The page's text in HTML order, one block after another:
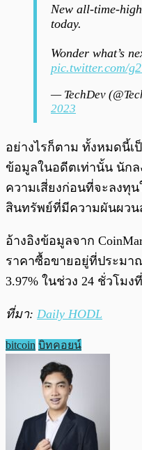
New all-time-
today.
Wonder what’s
pic.twitter.com/
— TechDev
2023
อย่างไรก็ตาม ทั้งหมดนี้
ข้อมูลในอดีตเท่านั้น นัก
ความเสี่ยงก่อนที่จะลงทุ
สินทรัพย์ที่มีความผันผวน
อ้างอิงข้อมูลจาก
ราคาซื้อขายอยู่ที่ประมา
3.97% ในช่วง 24 ชั่วโมง
ที่มา: Daily HODL
bitcoin บิทคอยน์